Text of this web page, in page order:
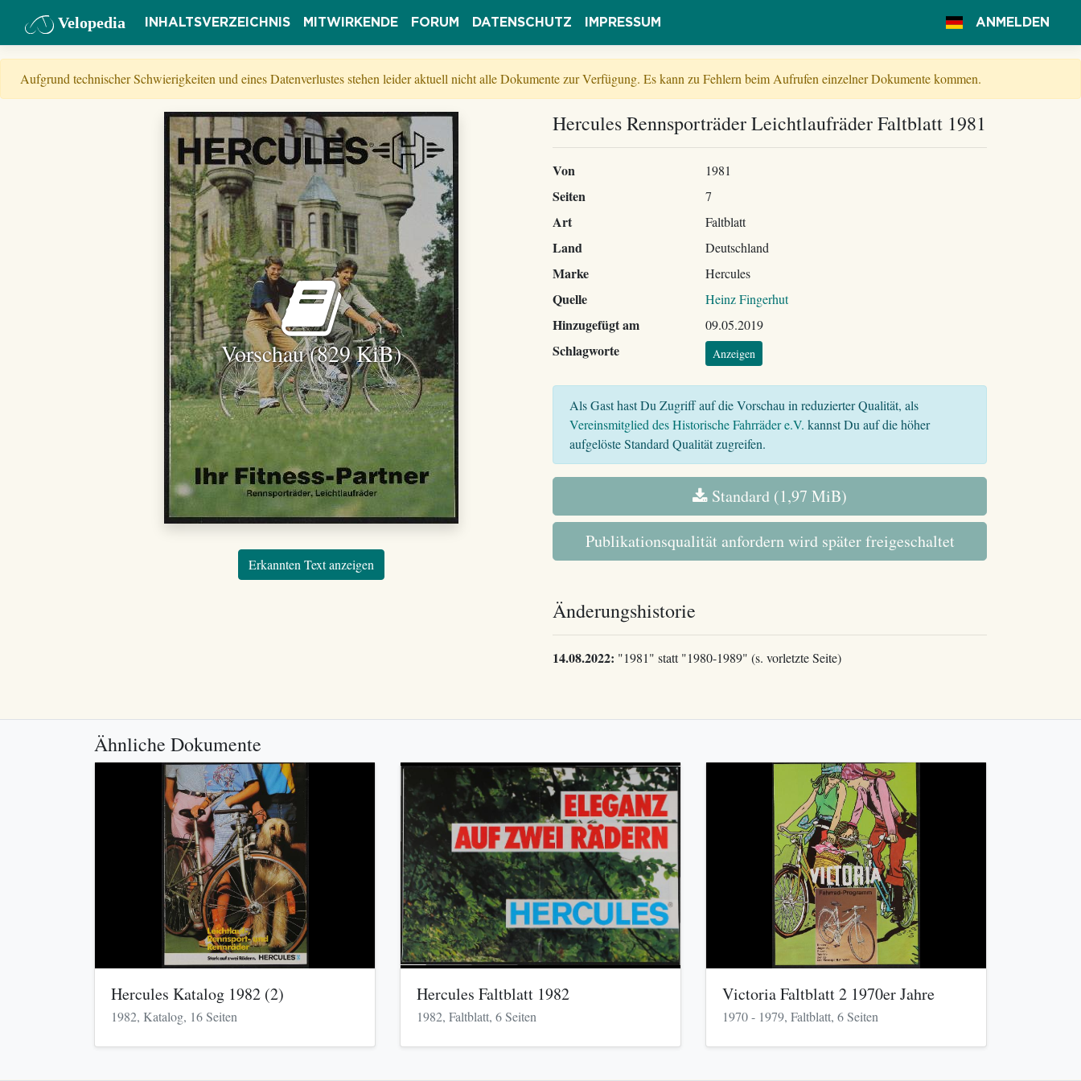
Velopedia INHALTSVERZEICHNIS MITWIRKENDE FORUM DATENSCHUTZ IMPRESSUM ANMELDEN
Aufgrund technischer Schwierigkeiten und eines Datenverlustes stehen leider aktuell nicht alle Dokumente zur Verfügung. Es kann zu Fehlern beim Aufrufen einzelner Dokumente kommen.
Vorschau (829 KiB)
Erkannten Text anzeigen
Hercules Rennsporträder Leichtlaufräder Faltblatt 1981
Von 1981
Seiten 7
Art Faltblatt
Land Deutschland
Marke Hercules
Quelle Heinz Fingerhut
Hinzugefügt am 09.05.2019
Schlagworte Anzeigen
Als Gast hast Du Zugriff auf die Vorschau in reduzierter Qualität, als
Vereinsmitglied des Historische Fahrräder e.V. kannst Du auf die höher
aufgelöste Standard Qualität zugreifen.
Standard (1,97 MiB)
Publikationsqualität anfordern wird später freigeschaltet
Änderungshistorie
14.08.2022: "1981" statt "1980-1989" (s. vorletzte Seite)
Ähnliche Dokumente
Hercules Katalog 1982 (2)
1982, Katalog, 16 Seiten
Hercules Faltblatt 1982
1982, Faltblatt, 6 Seiten
Victoria Faltblatt 2 1970er Jahre
1970 - 1979, Faltblatt, 6 Seiten